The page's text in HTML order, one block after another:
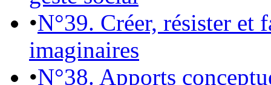
•N°39. Créer, résister et
imaginaires
•N°38. Apports